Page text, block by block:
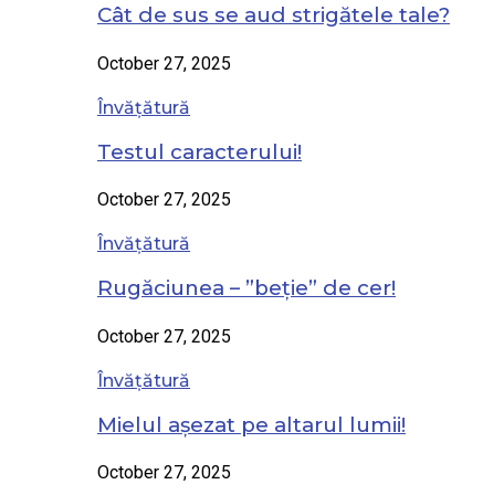
Cât de sus se aud strigătele tale?
October 27, 2025
Învățătură
Testul caracterului!
October 27, 2025
Învățătură
Rugăciunea – ”beție” de cer!
October 27, 2025
Învățătură
Mielul așezat pe altarul lumii!
October 27, 2025